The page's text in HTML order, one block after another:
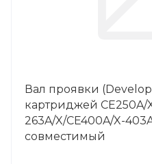
Вал проявки
картриджей CE250A/
263A/X/CE400A/X-
совместимый